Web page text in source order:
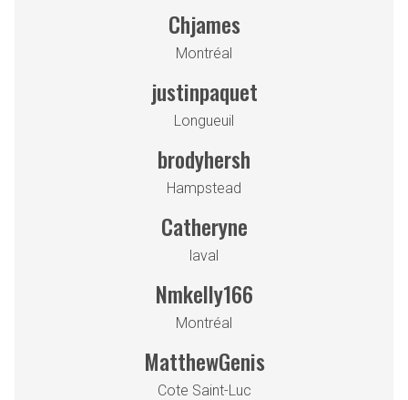
Chjames
Montréal
justinpaquet
Longueuil
brodyhersh
Hampstead
Catheryne
laval
Nmkelly166
Montréal
MatthewGenis
Cote Saint-Luc